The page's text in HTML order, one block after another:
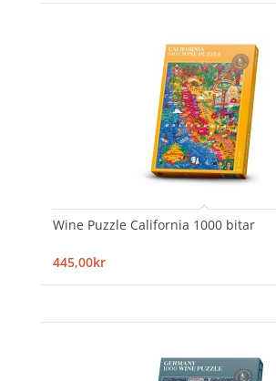
Wine Puzzle California 1000 bitar
445,00kr